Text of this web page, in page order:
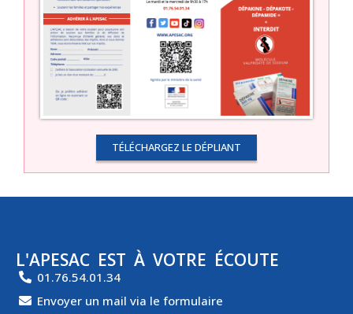
TÉLÉCHARGEZ LE DÉPLIANT
L'APESAC EST À VOTRE ÉCOUTE
01.76.54.01.34
Envoyer un mail via le formulaire